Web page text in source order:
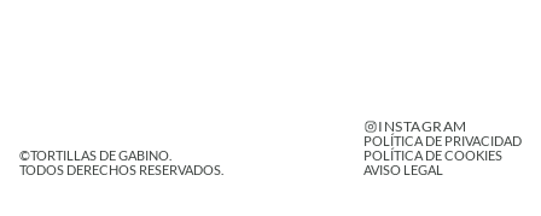
©TORTILLAS DE GABINO.
TODOS DERECHOS RESERVADOS.
INSTAGRAM
POLÍTICA DE PRIVACIDAD
POLÍTICA DE COOKIES
AVISO LEGAL